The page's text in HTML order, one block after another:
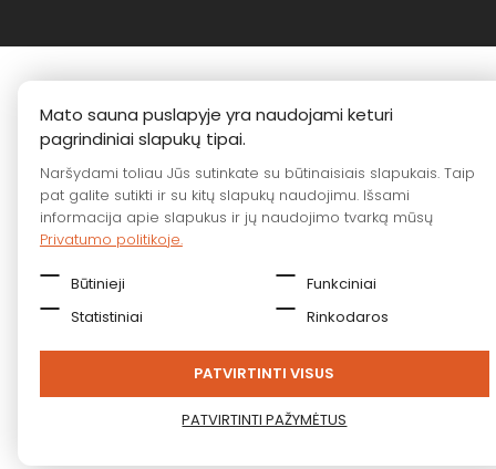
Mato sauna puslapyje yra naudojami keturi
pagrindiniai slapukų tipai.
Naršydami toliau Jūs sutinkate su būtinaisiais slapukais. Taip
pat galite sutikti ir su kitų slapukų naudojimu. Išsami
informacija apie slapukus ir jų naudojimo tvarką mūsų
Privatumo politikoje.
Būtinieji
Funkciniai
Statistiniai
Rinkodaros
PATVIRTINTI PAŽYMĖTUS
PATVIRTINTI VISUS